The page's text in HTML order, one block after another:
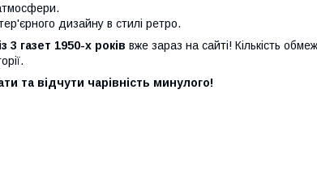
дизайну в стилі ретро.
3 газет 1950-х років вже зараз на сайті! Кількість
та відчути чарівність минулого!